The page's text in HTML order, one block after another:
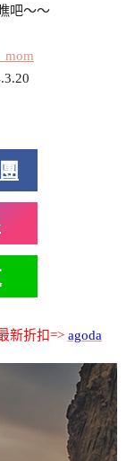
吧～～
新折扣=> agoda